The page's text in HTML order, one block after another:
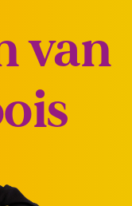
van